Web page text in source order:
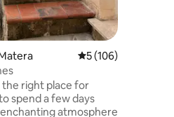
5 out of 5 average
5 (106)
the right place for
spend a few days
atmosphere